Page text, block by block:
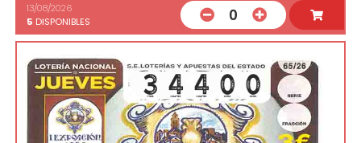
13/08/2026
5 DISPONIBLES 0